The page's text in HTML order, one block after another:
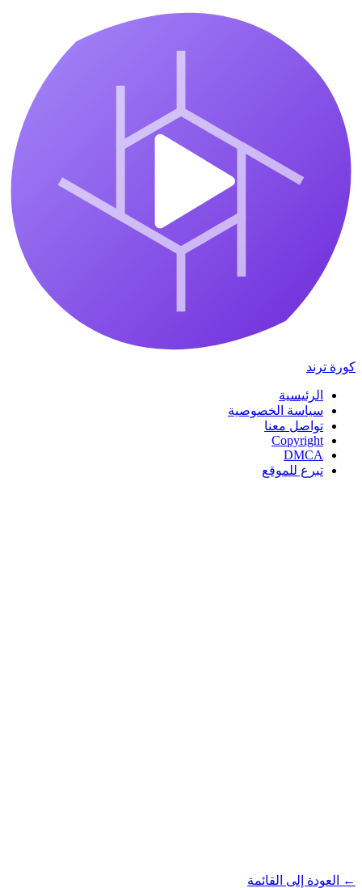
كورة ترند
الرئيسية
سياسة الخصوصية
تواصل معنا
Copyright
DMCA
تبرع للموقع
← العودة إلى القائمة